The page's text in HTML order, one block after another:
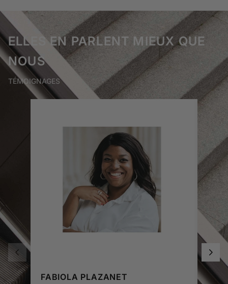
ELLES EN PARLENT MIEUX QUE
NOUS
TÉMOIGNAGES
FABIOLA PLAZANET